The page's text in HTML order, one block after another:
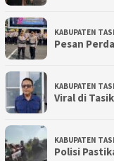
KABUPATEN
Pesan
KABUPATEN
Viral di
KABUPATEN
Polisi